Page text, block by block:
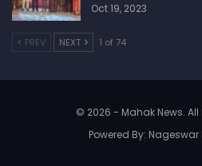
Oct 19, 2023
PREV NEXT 1 of 74
© 2026 - Mahak News. All
Powered By: Nageswar